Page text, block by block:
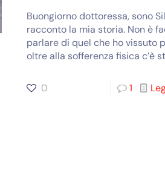
Buongiorno dottoressa, sono
racconto la mia storia. Non è
parlare di quel che ho vissuto
oltre alla sofferenza fisica c’è
0 1